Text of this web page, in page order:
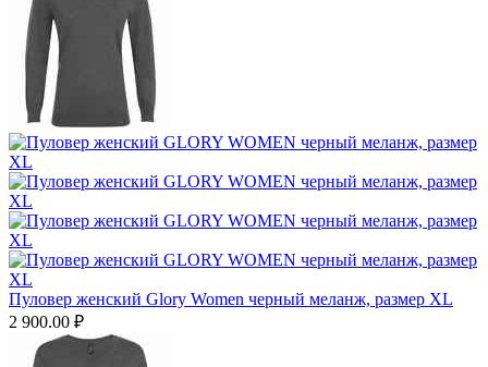
Пуловер женский Glory Women черный меланж, размер XL
2 900.00 ₽